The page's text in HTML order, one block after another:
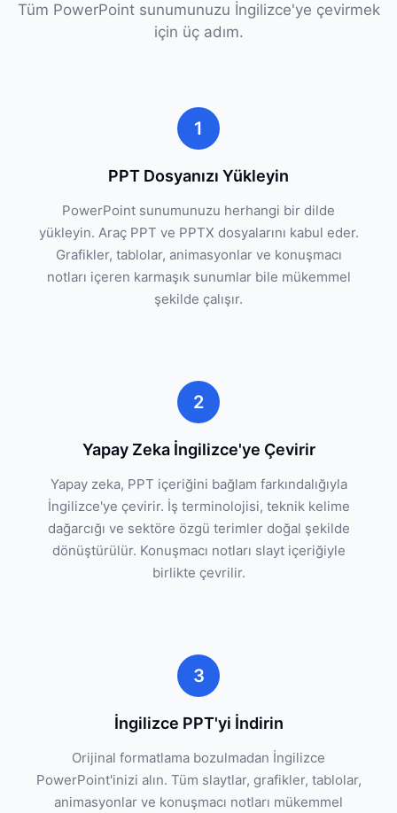
Tüm PowerPoint sunumunuzu İngilizce'ye çevirmek
için üç adım.
1
PPT Dosyanızı Yükleyin
PowerPoint sunumunuzu herhangi bir dilde
yükleyin. Araç PPT ve PPTX dosyalarını kabul eder.
Grafikler, tablolar, animasyonlar ve konuşmacı
notları içeren karmaşık sunumlar bile mükemmel
şekilde çalışır.
2
Yapay Zeka İngilizce'ye Çevirir
Yapay zeka, PPT içeriğini bağlam farkındalığıyla
İngilizce'ye çevirir. İş terminolojisi, teknik kelime
dağarcığı ve sektöre özgü terimler doğal şekilde
dönüştürülür. Konuşmacı notları slayt içeriğiyle
birlikte çevrilir.
3
İngilizce PPT'yi İndirin
Orijinal formatlama bozulmadan İngilizce
PowerPoint'inizi alın. Tüm slaytlar, grafikler, tablolar,
animasyonlar ve konuşmacı notları mükemmel